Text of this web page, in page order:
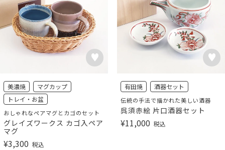
美濃焼
マグカップ
トレイ・お盆
おしゃれなペアマグとカゴのセット
グレイズワークス カゴ入ペア
マグ
¥3,300 税込
有田焼 酒器セット
伝統の手法で描かれた美しい酒器
呉須赤絵 片口酒器セット
¥11,000 税込